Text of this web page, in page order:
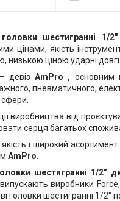
шестигранні 1/
цінами, якість
ціною ударні
— девізAmPro , основним
пневматичного,
виробництва від
серця багатьох
і широкий
AmPro.
шестигранні 1/2"
виробники
головки шестигранні 1/2" по